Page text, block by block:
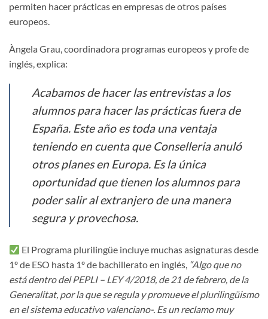
permiten hacer prácticas en empresas de otros países
europeos.
Àngela Grau, coordinadora programas europeos y profe de
inglés, explica:
Acabamos de hacer las entrevistas a los
alumnos para hacer las prácticas fuera de
España. Este año es toda una ventaja
teniendo en cuenta que Conselleria anuló
otros planes en Europa. Es la única
oportunidad que tienen los alumnos para
poder salir al extranjero de una manera
segura y provechosa.
El Programa plurilingüe incluye muchas asignaturas desde
1º de ESO hasta 1º de bachillerato en inglés, “Algo que no
está dentro del PEPLI – LEY 4/2018, de 21 de febrero, de la
Generalitat, por la que se regula y promueve el plurilingüismo
en el sistema educativo valenciano-. Es un reclamo muy